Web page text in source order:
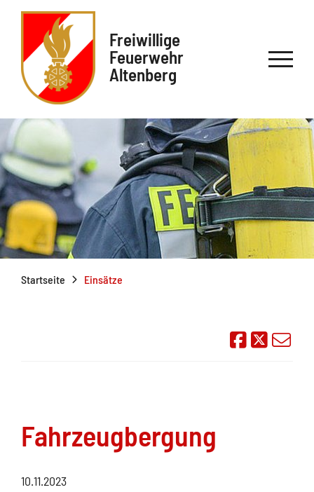
Freiwillige
Feuerwehr
Altenberg
Startseite Einsätze
Auf
Fahrzeugbergung
10.11.2023